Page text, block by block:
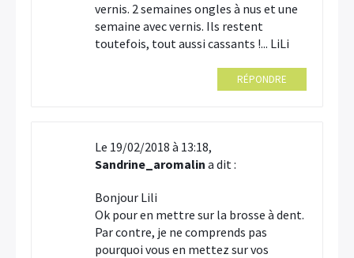
vernis. 2 semaines ongles à nus et une
semaine avec vernis. Ils restent
toutefois, tout aussi cassants !... LiLi
RÉPONDRE
Le 19/02/2018 à 13:18,
Sandrine_aromalin a dit :
Bonjour Lili
Ok pour en mettre sur la brosse à dent.
Par contre, je ne comprends pas
pourquoi vous en mettez sur vos